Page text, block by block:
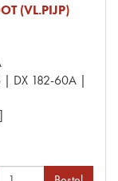
(VL.PIJP)
| DX 182-60A |